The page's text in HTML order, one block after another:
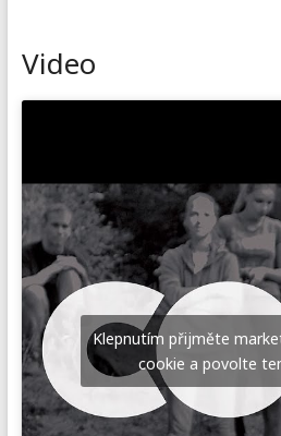
Video
Klepnutím přijměte
cookie a povolte